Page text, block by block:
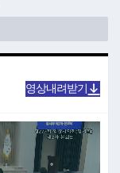
영상내려받기